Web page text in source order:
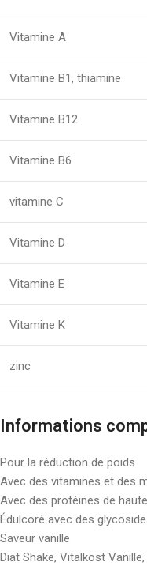
Vitamine A
Vitamine B1, thiamine
Vitamine B12
Vitamine B6
vitamine C
Vitamine D
Vitamine E
Vitamine K
zinc
Informations
Pour la réduction de poids
Avec des vitamines et des
Avec des protéines de
Édulcoré avec des
Saveur vanille
Diät Shake, Vitalkost Vanille,